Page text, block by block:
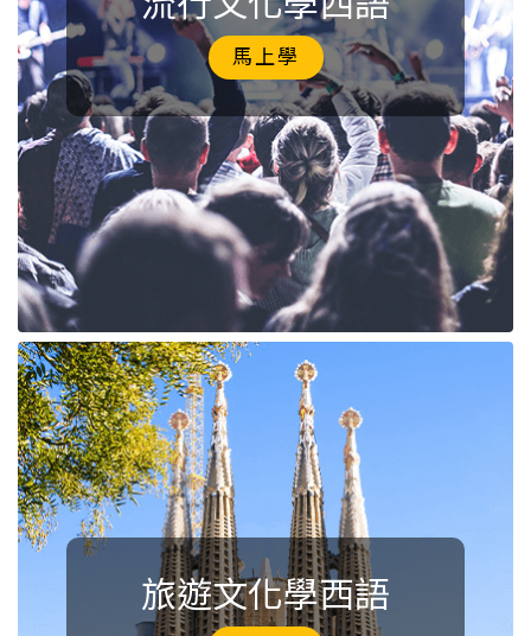
馬上學
旅遊文化學西語